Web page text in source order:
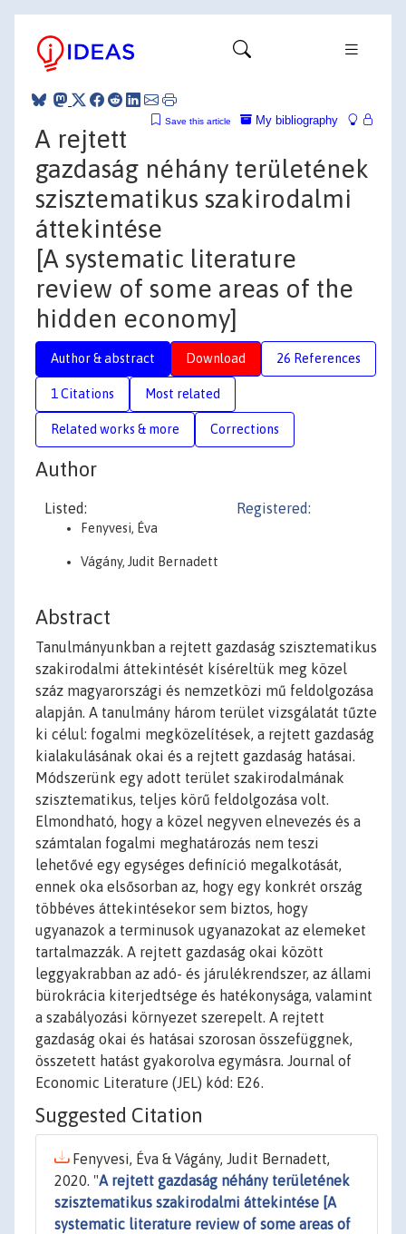
My bibliography
Save this article
A rejtett
gazdaság néhány területének
szisztematikus szakirodalmi
áttekintése
[A systematic literature
review of some areas of the
hidden economy]
Author & abstract Download 26 References
1 Citations Most related
Related works & more Corrections
Author
Listed:
Fenyvesi, Éva
Vágány, Judit Bernadett
Registered:
Abstract
Tanulmányunkban a rejtett gazdaság szisztematikus
szakirodalmi áttekintését kíséreltük meg közel
száz magyarországi és nemzetközi mű feldolgozása
alapján. A tanulmány három terület vizsgálatát tűzte
ki célul: fogalmi megközelítések, a rejtett gazdaság
kialakulásának okai és a rejtett gazdaság hatásai.
Módszerünk egy adott terület szakirodalmának
szisztematikus, teljes körű feldolgozása volt.
Elmondható, hogy a közel negyven elnevezés és a
számtalan fogalmi meghatározás nem teszi
lehetővé egy egységes definíció megalkotását,
ennek oka elsősorban az, hogy egy konkrét ország
többéves áttekintésekor sem biztos, hogy
ugyanazok a terminusok ugyanazokat az elemeket
tartalmazzák. A rejtett gazdaság okai között
leggyakrabban az adó- és járulékrendszer, az állami
bürokrácia kiterjedtsége és hatékonysága, valamint
a szabályozási környezet szerepelt. A rejtett
gazdaság okai és hatásai szorosan összefüggnek,
összetett hatást gyakorolva egymásra. Journal of
Economic Literature (JEL) kód: E26.
Suggested Citation
Fenyvesi, Éva & Vágány, Judit Bernadett,
2020. "A rejtett gazdaság néhány területének
szisztematikus szakirodalmi áttekintése [A
systematic literature review of some areas of